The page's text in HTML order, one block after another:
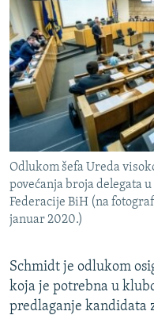
Odlukom šefa Ureda
povećanja broja delegata
Federacije BiH (na
januar 2020.)
Schmidt je odlukom
koja je potrebna u
predlaganje kandidata